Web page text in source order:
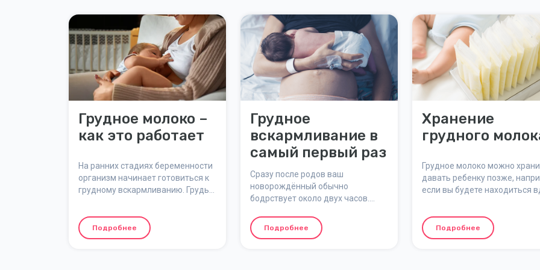
Грудное молоко –
как это работает
На ранних стадиях беременности
организм начинает готовиться к
грудному вскармливанию. Грудь
мы объясним, как
вырабатывается грудное молоко,
Подробнее
Грудное
вскармливание в
самый первый раз
Сразу после родов ваш
новорождённый обычно
бодрствует около двух часов.
происходит первое кормление –
важный и особенный момент для
Подробнее
Хранение
грудного
Грудное молоко можно
давать ребенку позже,
если вы будете находиться
участие в кормлении. Чтобы в
хранящемся молоке не
Подробнее